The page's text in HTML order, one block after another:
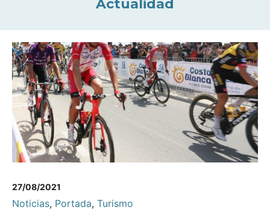
Actualidad
27/08/2021
Noticias, Portada, Turismo